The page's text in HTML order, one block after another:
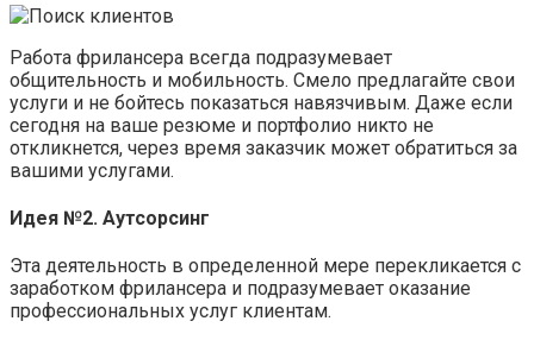
Работа фрилансера всегда подразумевает
общительность и мобильность. Смело предлагайте свои
услуги и не бойтесь показаться навязчивым. Даже если
сегодня на ваше резюме и портфолио никто не
откликнется, через время заказчик может обратиться за
вашими услугами.
Идея №2. Аутсорсинг
Эта деятельность в определенной мере перекликается с
заработком фрилансера и подразумевает оказание
профессиональных услуг клиентам.